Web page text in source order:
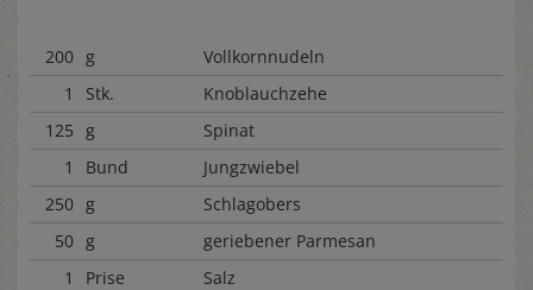
200 g
Vollkornnudeln
1
Stk.
Knoblauchzehe
125 g
Spinat
1
Bund
Jungzwiebel
250 g
Schlagobers
50 g
geriebener Parmesan
1
Prise
Salz